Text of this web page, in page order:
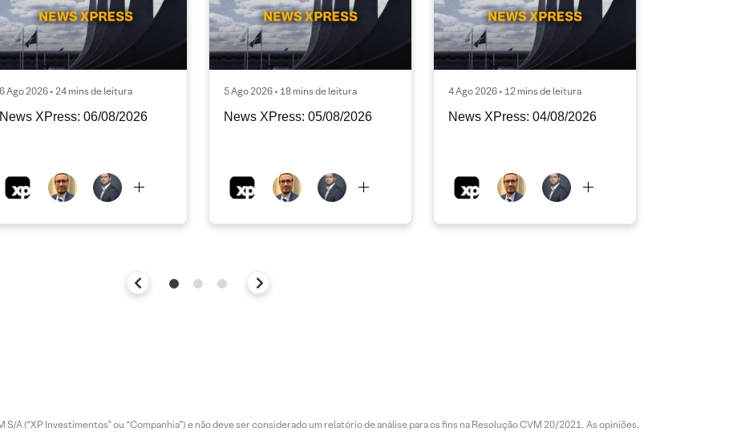
6 Ago 2026 • 24 mins de leitura
News XPress: 06/08/2026
5 Ago 2026 • 18 mins de leitura
News XPress: 05/08/2026
4 Ago 2026 • 12 mins de leitura
News XPress: 04/08/2026
A (“XP Investimentos” ou “Companhia”) e não deve ser considerado um relatório de análise para os fins na Resolução CVM 20/2021. As opiniões,